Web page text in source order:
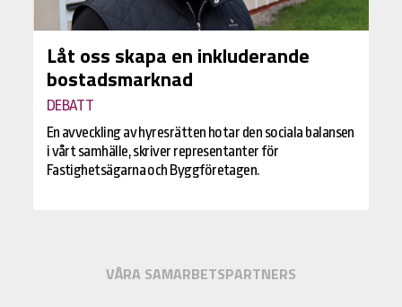
Låt oss skapa en inkluderande
bostadsmarknad
DEBATT
En avveckling av hyresrätten hotar den sociala balansen
i vårt samhälle, skriver representanter för
Fastighetsägarna och Byggföretagen.
VÅRA SAMARBETSPARTNERS